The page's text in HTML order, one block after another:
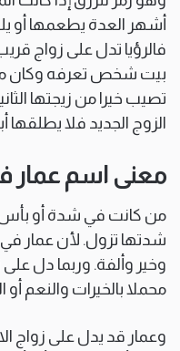
أشهر العدة يطعمها أو
فالرؤيا تدل على زواج
بيت شخص تعرفه وكان
تصيب خيرا من زيجتها
الزوج الجديد فلا يطلقها
معنى اسم عمار
من كانت في شدة أو بأس
شدتها تزول. لأن عمار في
وخير وألفة. وربما دل على
محملا بالخيرات والنعم أو
وعمار قد يدل على زواج